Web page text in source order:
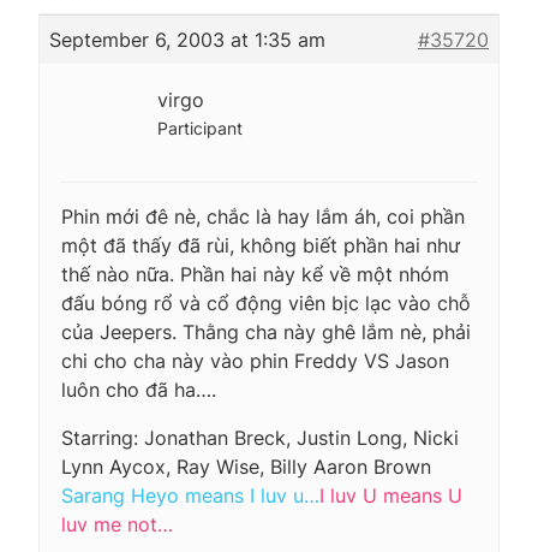
September 6, 2003 at 1:35 am #35720
virgo
Participant
Phin mới đê nè, chắc là hay lắm áh, coi phần
một đã thấy đã rùi, không biết phần hai như
thế nào nữa. Phần hai này kể về một nhóm
đấu bóng rổ và cổ động viên bịc lạc vào chỗ
của Jeepers. Thằng cha này ghê lắm nè, phải
chi cho cha này vào phin Freddy VS Jason
luôn cho đã ha….
Starring: Jonathan Breck, Justin Long, Nicki
Lynn Aycox, Ray Wise, Billy Aaron Brown
Sarang Heyo means I luv u…I luv U means U
luv me not…